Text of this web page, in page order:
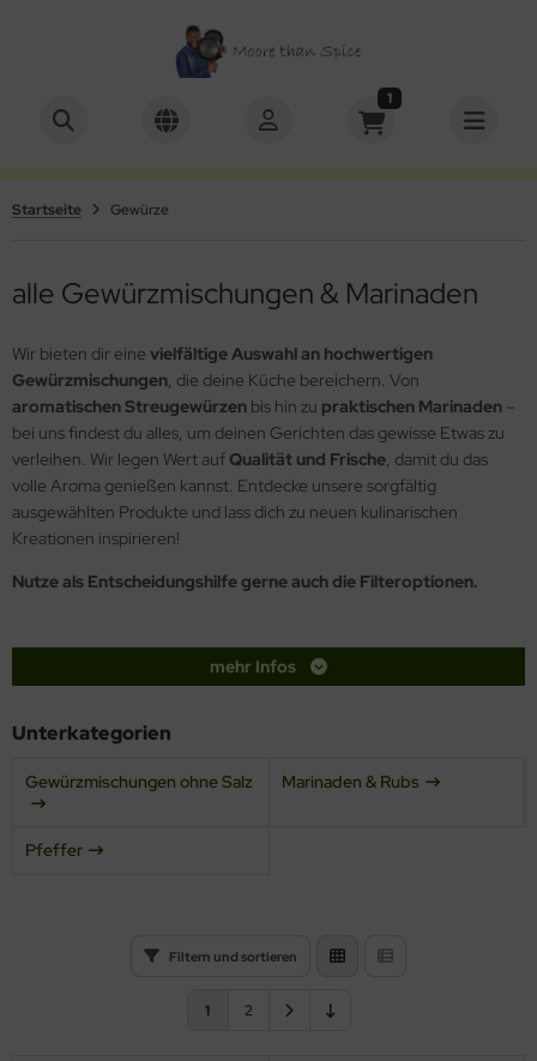
1
Startseite Gewürze
alle Gewürzmischungen & Marinaden
Wir bieten dir eine vielfältige Auswahl an hochwertigen
Gewürzmischungen, die deine Küche bereichern. Von
aromatischen Streugewürzen bis hin zu praktischen Marinaden –
bei uns findest du alles, um deinen Gerichten das gewisse Etwas zu
verleihen. Wir legen Wert auf Qualität und Frische, damit du das
volle Aroma genießen kannst. Entdecke unsere sorgfältig
ausgewählten Produkte und lass dich zu neuen kulinarischen
Kreationen inspirieren!
Nutze als Entscheidungshilfe gerne auch die Filteroptionen.
mehr Infos
Unterkategorien
Gewürzmischungen ohne Salz Marinaden & Rubs
Pfeffer
Filtern und sortieren
1 2